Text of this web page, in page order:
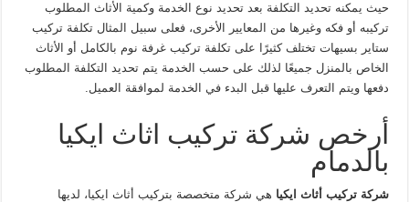
حيث يمكنه تحديد التكلفة بعد تحديد نوع الخدمة وكمية الأثاث المطلوب
تركيبه أو فكه وغيرها من المعايير الأخرى، فعلى سبيل المثال تكلفة تركيب
ستاير بسيهات تختلف كثيرًا على تكلفة تركيب غرفة نوم بالكامل أو الأثاث
الخاص بالمنزل جميعًا لذلك على حسب الخدمة يتم تحديد التكلفة المطلوب
دفعها ويتم التعرف عليها قبل البدء في الخدمة لموافقة العميل.
أرخص شركة تركيب اثاث ايكيا
بالدمام
شركة تركيب أثاث ايكيا هي شركة متخصصة بتركيب أثاث ايكيا، لديها